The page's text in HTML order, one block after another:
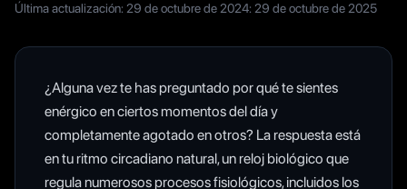
Última actualización: 29 de octubre de 2024: 29 de octubre de 2025
¿Alguna vez te has preguntado por qué te sientes
enérgico en ciertos momentos del día y
completamente agotado en otros? La respuesta está
en tu ritmo circadiano natural, un reloj biológico que
regula numerosos procesos fisiológicos, incluidos los